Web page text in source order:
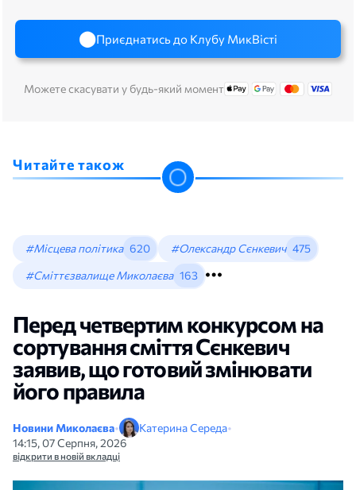
Приєднатись до Клубу МикВісті
Можете скасувати у будь-який момент
Читайте також
#Місцева політика 620 #Олександр Сєнкевич 475
#Сміттєзвалище Миколаєва 163
Перед четвертим конкурсом на
сортування сміття Сєнкевич
заявив, що готовий змінювати
його правила
Новини Миколаєва• Катерина Середа•
14:15, 07 Серпня, 2026
відкрити в новій вкладці